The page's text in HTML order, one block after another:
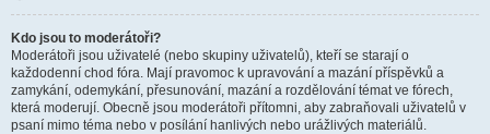
Kdo jsou to moderátoři?
Moderátoři jsou uživatelé (nebo skupiny uživatelů), kteří se starají o
každodenní chod fóra. Mají pravomoc k upravování a mazání příspěvků a
zamykání, odemykání, přesunování, mazání a rozdělování témat ve fórech,
která moderují. Obecně jsou moderátoři přítomni, aby zabraňovali uživatelů v
psaní mimo téma nebo v posílání hanlivých nebo urážlivých materiálů.